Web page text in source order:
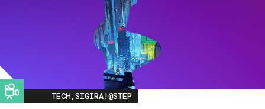
Image
TECH,SIGIRA!@STEP